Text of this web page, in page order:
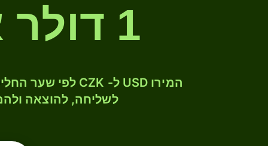
1 דולר ארה"ב לקורונה צ'כית
לשליחה, להוצאה